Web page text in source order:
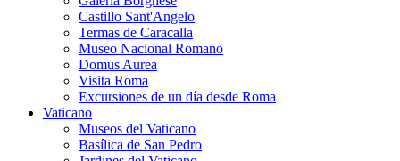
Castillo Sant'Angelo
Termas de Caracalla
Museo Nacional Romano
Domus Aurea
Visita Roma
Excursiones de un día desde Roma
Vaticano
Museos del Vaticano
Basílica de San Pedro